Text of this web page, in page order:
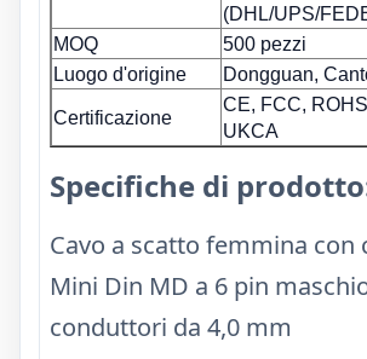
(DHL/UPS/
MOQ
500 pezzi
Luogo d'origine
Dongguan,
Certificazione
CE, FCC,
UKCA
Specifiche di
Cavo a scatto femmina con
Mini Din MD a 6 pin
conduttori da 4,0 mm